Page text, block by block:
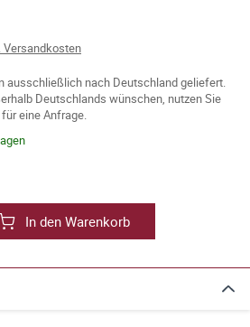
Versandkosten
ausschließlich nach Deutschland geliefert.
Deutschlands wünschen, nutzen Sie
für eine Anfrage.
In den Warenkorb